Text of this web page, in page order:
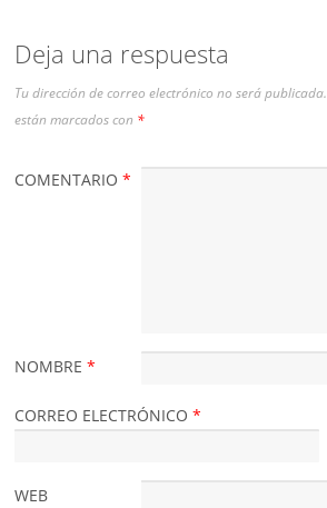
Deja una respuesta
Tu dirección de correo electrónico no será publicada.
están marcados con *
COMENTARIO*
NOMBRE*
CORREO ELECTRÓNICO*
WEB